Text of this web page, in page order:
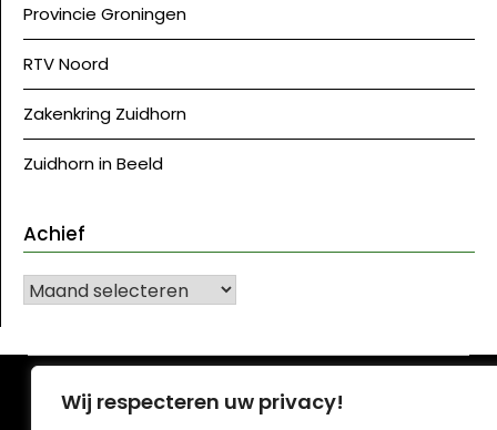
Wij respecteren uw privacy!
Provincie Groningen
RTV Noord
Zakenkring Zuidhorn
Zuidhorn in Beeld
Achief
Achief
©J Westerkwartier|NU | Ontwerp:
thema